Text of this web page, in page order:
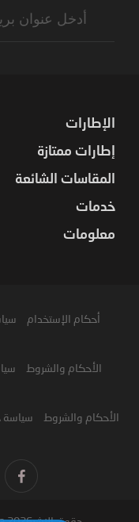
الإطارات
إطارات ممتازة
المقاسات الشائعة
خدمات
معلومات
أحكام الإستخدام
الأحكام والشروط
الأحكام والشروط سياسة